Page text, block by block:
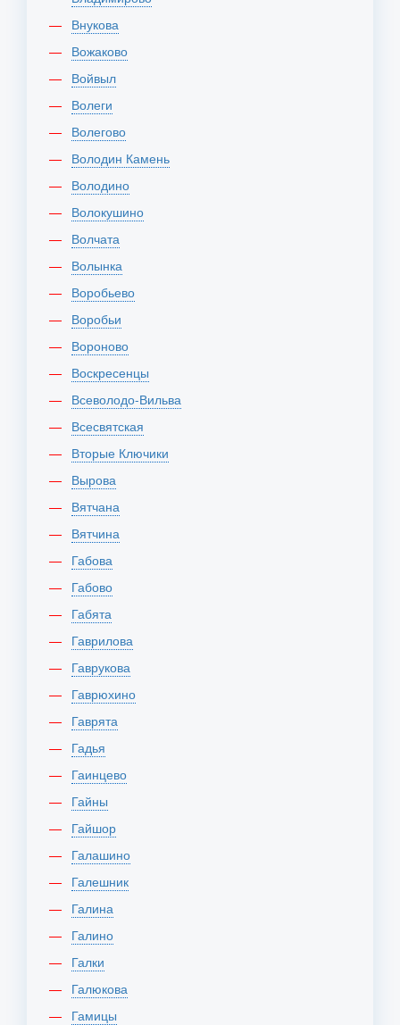
Внукова
Вожаково
Войвыл
Волеги
Волегово
Володин Камень
Володино
Волокушино
Волчата
Волынка
Воробьево
Воробьи
Вороново
Воскресенцы
Всеволодо-Вильва
Всесвятская
Вторые Ключики
Вырова
Вятчана
Вятчина
Габова
Габово
Габята
Гаврилова
Гаврукова
Гаврюхино
Гаврята
Гадья
Гаинцево
Гайны
Гайшор
Галашино
Галешник
Галина
Галино
Галки
Галюкова
Гамицы